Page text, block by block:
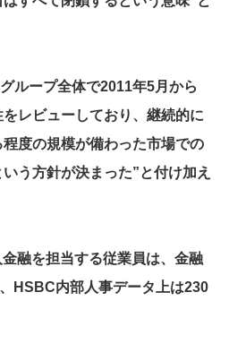
ループ全体で2011年5月から
レビューしており、継続的に
度の規模が備わった市場での
う方針が決まった”と付け加え
融を担当する従業員は、金融
HSBC内部人事データ上は230